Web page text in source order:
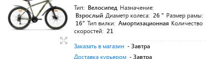
Тип: Велосипед Назначение:
Взрослый Диаметр колеса: 26 " Размер рамы:
16" Тип вилки: Амортизационная Количество
скоростей: 21
Заказать в магазин - Завтра
Доставка курьером - Завтра